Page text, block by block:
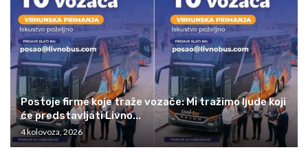
Postoje firme koje traže vozače: Mi tražimo ljude koji
će predstavljati Livno...
4 kolovoza, 2026